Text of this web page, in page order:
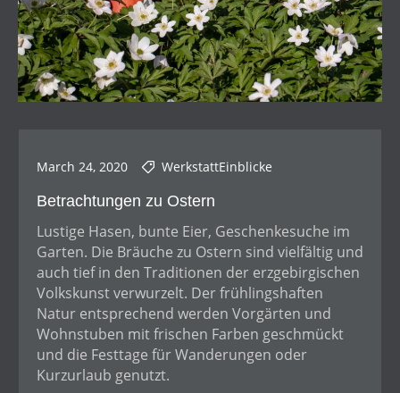
March 24, 2020 WerkstattEinblicke
Betrachtungen zu Ostern
Lustige Hasen, bunte Eier, Geschenkesuche im
Garten. Die Bräuche zu Ostern sind vielfältig und
auch tief in den Traditionen der erzgebirgischen
Volkskunst verwurzelt. Der frühlingshaften
Natur entsprechend werden Vorgärten und
Wohnstuben mit frischen Farben geschmückt
und die Festtage für Wanderungen oder
Kurzurlaub genutzt.